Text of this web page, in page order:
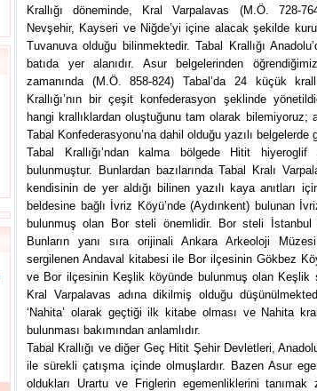
Krallığı döneminde, Kral Varpalavas (M.Ö. 728-
Nevşehir, Kayseri ve Niğde’yi içine alacak şekilde
Tuvanuva olduğu bilinmektedir. Tabal Krallığı
batıda yer alanıdır. Asur belgelerinden
zamanında (M.Ö. 858-824) Tabal’da 24 küçük
Krallığı’nın bir çeşit konfederasyon şeklinde
hangi krallıklardan oluştuğunu tam olarak bilemiyoruz;
Tabal Konfederasyonu’na dahil olduğu yazılı belgelerde
Tabal Krallığı’ndan kalma bölgede Hitit
bulunmuştur. Bunlardan bazılarında Tabal Kralı
kendisinin de yer aldığı bilinen yazılı kaya anıtları
beldesine bağlı İvriz Köyü’nde (Aydınkent) bulunan
bulunmuş olan Bor steli önemlidir. Bor steli İstanbul
Bunların yanı sıra orijinali Ankara Arkeoloji
sergilenen Andaval kitabesi ile Bor ilçesinin Gökbez
ve Bor ilçesinin Keşlik köyünde bulunmuş olan Keşlik
Kral Varpalavas adına dikilmiş olduğu
‘Nahita’ olarak geçtiği ilk kitabe olması ve Nahita
bulunması bakımından anlamlıdır.
Tabal Krallığı ve diğer Geç Hitit Şehir Devletleri,
ile sürekli çatışma içinde olmuşlardır. Bazen Asur
oldukları Urartu ve Friglerin egemenliklerini tanımak